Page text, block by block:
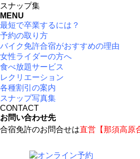
スナップ集
MENU
最短で卒業するには？
予約の取り方
バイク免許合宿がおすすめの理由
女性ライダーの方へ
食べ放題サービス
レクリエーション
各種割引の案内
スナップ写真集
CONTACT
お問い合わせ先
合宿免許のお問合せは直営【那須高原